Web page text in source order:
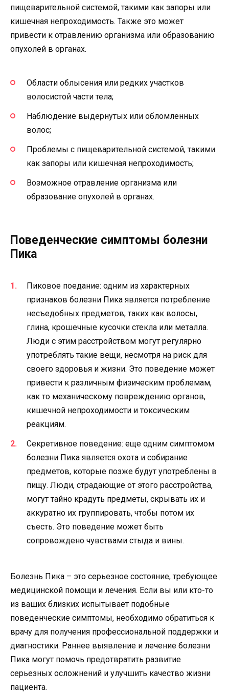
пищеварительной системой, такими как запоры или
кишечная непроходимость. Также это может
привести к отравлению организма или образованию
опухолей в органах.
Области облысения или редких участков
волосистой части тела;
Наблюдение выдернутых или обломленных
волос;
Проблемы с пищеварительной системой, такими
как запоры или кишечная непроходимость;
Возможное отравление организма или
образование опухолей в органах.
Поведенческие симптомы болезни
Пика
Пиковое поедание: одним из характерных
признаков болезни Пика является потребление
несъедобных предметов, таких как волосы,
глина, крошечные кусочки стекла или металла.
Люди с этим расстройством могут регулярно
употреблять такие вещи, несмотря на риск для
своего здоровья и жизни. Это поведение может
привести к различным физическим проблемам,
как то механическому повреждению органов,
кишечной непроходимости и токсическим
реакциям.
Секретивное поведение: еще одним симптомом
болезни Пика является охота и собирание
предметов, которые позже будут употреблены в
пищу. Люди, страдающие от этого расстройства,
могут тайно крадуть предметы, скрывать их и
аккуратно их группировать, чтобы потом их
съесть. Это поведение может быть
сопровождено чувствами стыда и вины.
Болезнь Пика – это серьезное состояние, требующее
медицинской помощи и лечения. Если вы или кто-то
из ваших близких испытывает подобные
поведенческие симптомы, необходимо обратиться к
врачу для получения профессиональной поддержки и
диагностики. Раннее выявление и лечение болезни
Пика могут помочь предотвратить развитие
серьезных осложнений и улучшить качество жизни
пациента.